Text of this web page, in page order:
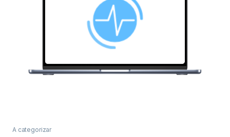
A categorizar